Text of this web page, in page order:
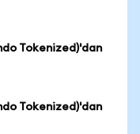
Tokenized)'dan
Tokenized)'dan